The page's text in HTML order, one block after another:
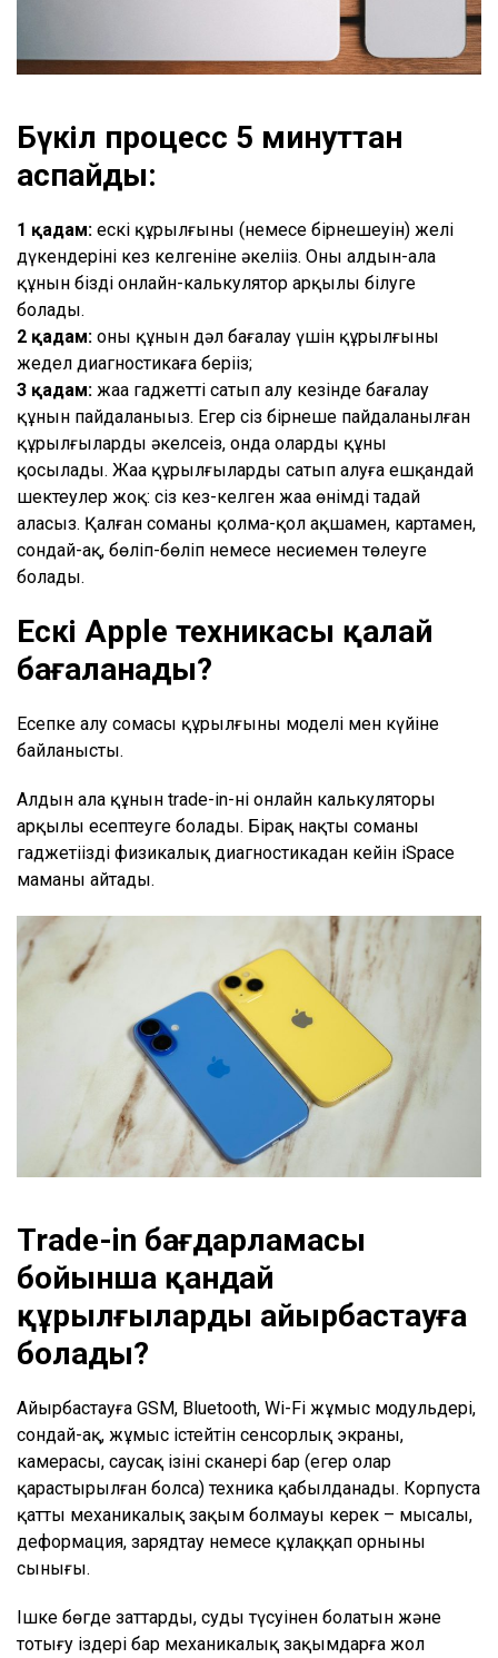
Бүкіл процесс 5 минуттан
аспайды:
1 қадам: ескі құрылғыны (немесе бірнешеуін) желі
дүкендерінің кез келгеніне әкеліңіз. Оның алдын-ала
құнын біздің онлайн-калькулятор арқылы білуге
болады.
2 қадам: оның құнын дәл бағалау үшін құрылғыны
жедел диагностикаға беріңіз;
3 қадам: жаңа гаджетті сатып алу кезінде бағалау
құнын пайдаланыңыз. Егер сіз бірнеше пайдаланылған
құрылғыларды әкелсеңіз, онда олардың құны
қосылады. Жаңа құрылғыларды сатып алуға ешқандай
шектеулер жоқ: сіз кез-келген жаңа өнімді таңдай
аласыз. Қалған соманы қолма-қол ақшамен, картамен,
сондай-ақ, бөліп-бөліп немесе несиемен төлеуге
болады.
Ескі Apple техникасы қалай
бағаланады?
Есепке алу сомасы құрылғының моделі мен күйіне
байланысты.
Алдын ала құнын trade-in-нің онлайн калькуляторы
арқылы есептеуге болады. Бірақ нақты соманы
гаджетіңізді физикалық диагностикадан кейін iSpace
маманы айтады.
Trade-in бағдарламасы
бойынша қандай
құрылғыларды айырбастауға
болады?
Айырбастауға GSM, Bluetooth, Wi-Fi жұмыс модульдері,
сондай-ақ, жұмыс істейтін сенсорлық экраны,
камерасы, саусақ ізінің сканері бар (егер олар
қарастырылған болса) техника қабылданады. Корпуста
қатты механикалық зақым болмауы керек – мысалы,
деформация, зарядтау немесе құлаққап орнының
сынығы.
Ішке бөгде заттардың, судың түсуінен болатын және
тотығу іздері бар механикалық зақымдарға жол